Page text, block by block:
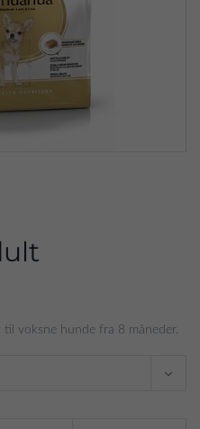
voksne hunde fra 8 måneder.